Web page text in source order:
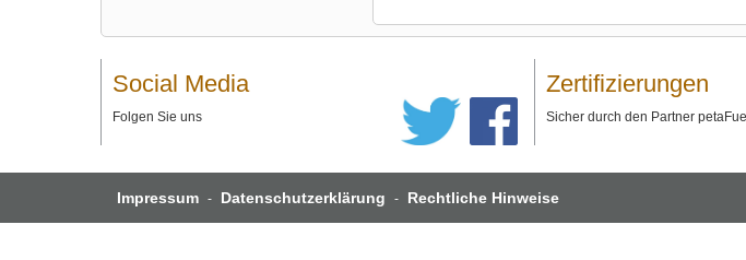
Social Media
Folgen Sie uns
Zertifizierungen
Sicher durch den Partner petaFuel
Impressum - Datenschutzerklärung - Rechtliche Hinweise